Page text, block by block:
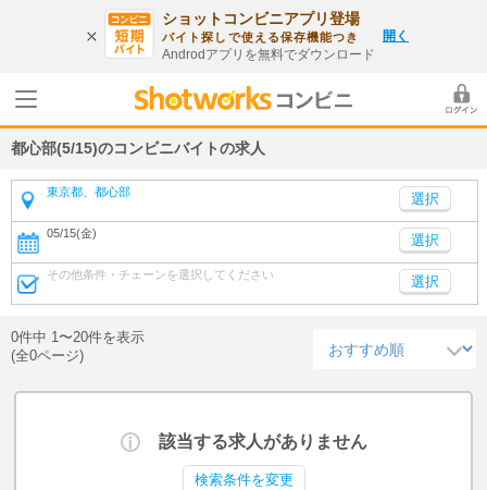
ショットコンビニアプリ登場
バイト探しで使える保存機能つき
Androdアプリを無料でダウンロード
開く
都心部(5/15)のコンビニバイトの求人
東京都、都心部
05/15(金) 選択
その他条件・チェーンを選択してください 選択
0件中 1〜20件を表示
(全0ページ)
該当する求人がありません
検索条件を変更